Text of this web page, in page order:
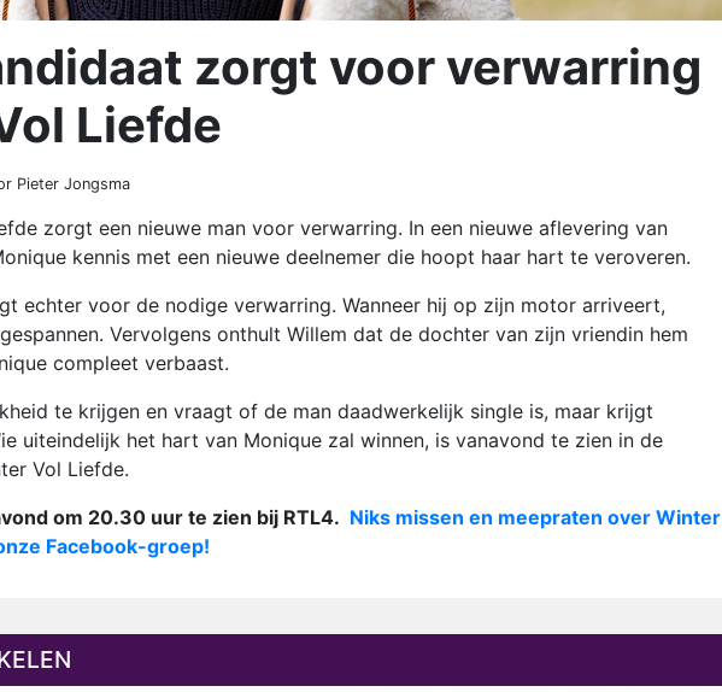
zorgt voor verwarring
Liefde
Pieter Jongsma
zorgt een nieuwe man voor verwarring. In een nieuwe aflevering van
kennis met een nieuwe deelnemer die hoopt haar hart te veroveren.
echter voor de nodige verwarring. Wanneer hij op zijn motor arriveert,
Vervolgens onthult Willem dat de dochter van zijn vriendin hem
compleet verbaast.
te krijgen en vraagt of de man daadwerkelijk single is, maar krijgt
uiteindelijk het hart van Monique zal winnen, is vanavond te zien in de
Vol Liefde.
om 20.30 uur te zien bij RTL4. Niks missen en meepraten over Winter
Facebook-groep!